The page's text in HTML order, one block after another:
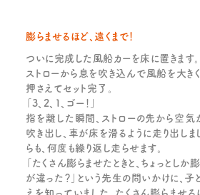
膨らませるほど、遠くまで！
ついに完成した風船カーを床に置きます。
ストローから息を吹き込んで風船を大き
押さえてセット完了。
「3、2、1、ゴー！」
指を離した瞬間、ストローの先から空気
吹き出し、車が床を滑るように走り出し
らも、何度も繰り返し走らせます。
「たくさん膨らませたときと、ちょっとしか
が違った？」という先生の問いかけに、子
えを知っていました。たくさん膨らませ